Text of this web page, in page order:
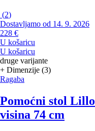
(2)
Dostavljamo od 14. 9. 2026
228 €
U košaricu
U košaricu
druge varijante
+ Dimenzije (3)
Ragaba
Pomoćni stol Lillo
visina 74 cm